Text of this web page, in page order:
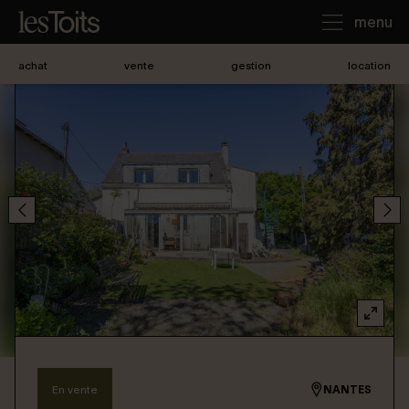
menu
Je loue
Je vends
Notre agence
achat vente gestion location
En vente NANTES